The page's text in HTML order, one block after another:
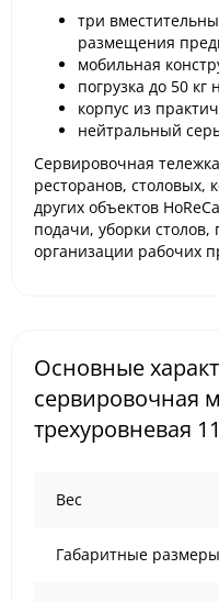
три
размещения
мобильная
погрузка до 50 кг
корпус из
нейтральный
Сервировочная
ресторанов, столовых,
других объектов
подачи, уборки столов,
организации рабочих
Основные
сервировочная
трехуровневая
Вес
Габаритные размеры